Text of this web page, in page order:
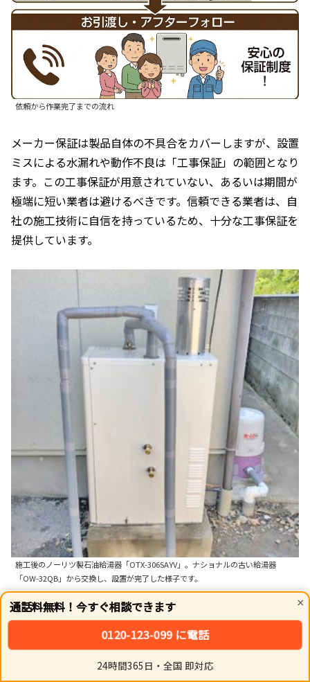
×
通話料無料！今すぐ相談できます
0120-123-099 に電話
24時間365日・全国 即対応
依頼から作業完了までの流れ
メーカー保証は製品自体の不具合をカバーしますが、設置
ミスによる水漏れや動作不良は「工事保証」の範囲となり
ます。この工事保証が用意されていない、あるいは期間が
極端に短い業者は避けるべきです。信頼できる業者は、自
社の施工技術に自信を持っているため、十分な工事保証を
提供しています。
施工後のノーリツ製石油給湯器「OTX-306SAYV」。ナショナルの古い給湯器
「OW-32QB」から交換し、設置が完了した様子です。
要点：作業前後の「写真報告」と、「メーカー保証」およ
び「工事保証」の2重の保証体制が整っているかを確認す
ることが、優良業者選定の決め手です。
シェア トップ